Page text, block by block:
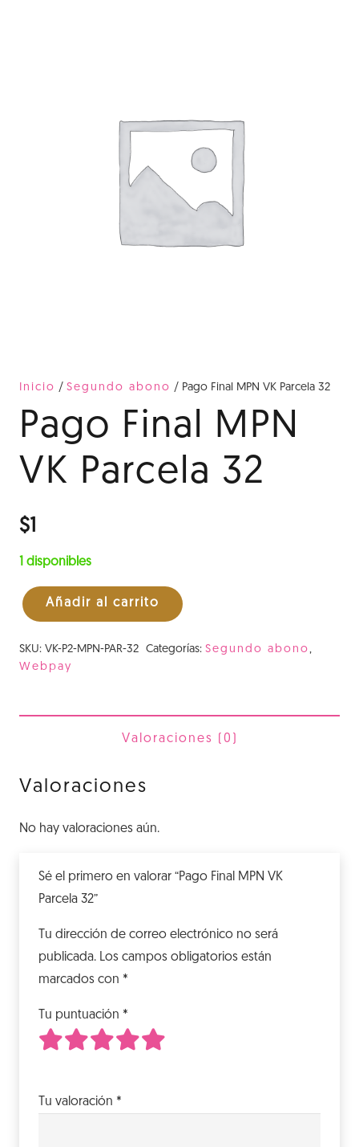
Inicio / Segundo abono / Pago Final MPN VK Parcela 32
Pago Final MPN
VK Parcela 32
$1
1 disponibles
Pago
MPN
Añadir al carrito
SKU: VK-P2-MPN-PAR-32 Categorías: Segundo abono,
Webpay
Valoraciones (0)
Valoraciones
No hay valoraciones aún.
Sé el primero en valorar “Pago Final MPN VK
Parcela 32”
Tu dirección de correo electrónico no será
publicada. Los campos obligatorios están
marcados con *
Tu puntuación *
Tu valoración *